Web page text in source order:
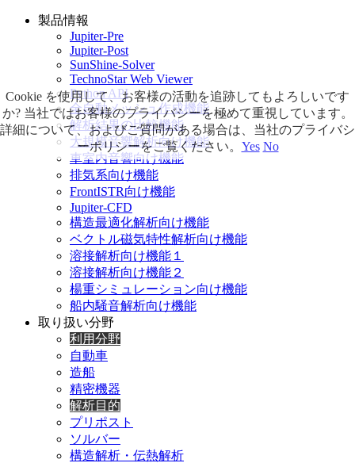
製品情報
Jupiter-Pre
Jupiter-Post
SunShine-Solver
TechnoStar Web Viewer
Python API
全自動メッシュ作成機能
解析結果の比較機能
大規模音響解析向け機能
車室内音響向け機能
排気系向け機能
FrontISTR向け機能
Jupiter-CFD
構造最適化解析向け機能
ベクトル磁気特性解析向け機能
溶接解析向け機能１
溶接解析向け機能２
楊重シミュレーション向け機能
船内騒音解析向け機能
取り扱い分野
利用分野
自動車
造船
精密機器
解析目的
プリポスト
ソルバー
構造解析・伝熱解析
Cookie を使用して、お客様の活動を追跡してもよろしいです
か? 当社ではお客様のプライバシーを極めて重視しています。
詳細について、およびご質問がある場合は、当社のプライバシ
ーポリシーをご覧ください。 Yes No